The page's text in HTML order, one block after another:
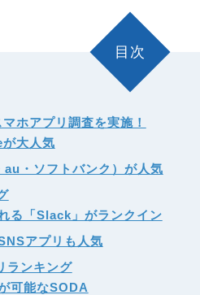
目次
ホアプリ調査を実施！
大人気
・ソフトバンク）が人気
る「Slack」がランクイン
アプリも人気
ランキング
可能なSODA